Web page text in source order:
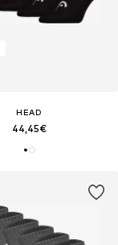
HEAD
44,45€